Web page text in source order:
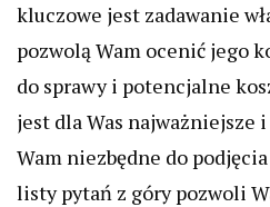
kluczowe jest zadawanie
pozwolą Wam ocenić jego
do sprawy i potencjalne
jest dla Was najważniejsze
Wam niezbędne do
listy pytań z góry pozwoli